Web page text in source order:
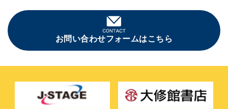
お問い合わせフォームはこちら